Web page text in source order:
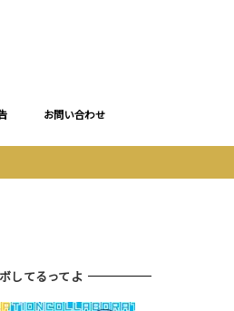
お問い合わせ
してるってよ